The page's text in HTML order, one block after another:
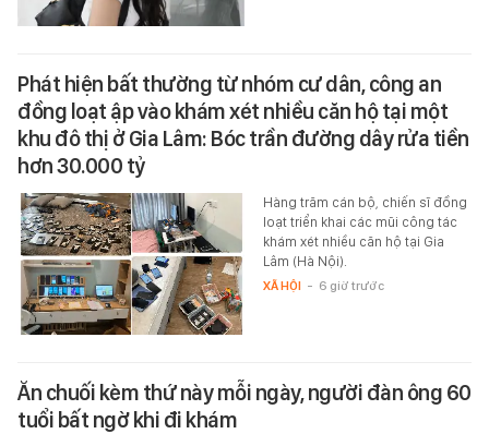
Phát hiện bất thường từ nhóm cư dân, công an
đồng loạt ập vào khám xét nhiều căn hộ tại một
khu đô thị ở Gia Lâm: Bóc trần đường dây rửa tiền
hơn 30.000 tỷ
Hàng trăm cán bộ, chiến sĩ đồng
loạt triển khai các mũi công tác
khám xét nhiều căn hộ tại Gia
Lâm (Hà Nội).
XÃ HỘI - 6 giờ trước
Ăn chuối kèm thứ này mỗi ngày, người đàn ông 60
tuổi bất ngờ khi đi khám